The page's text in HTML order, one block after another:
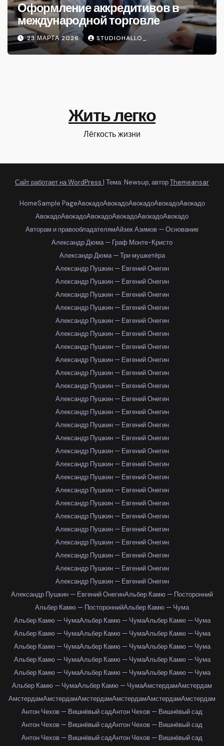
Оформление аккредитивов в
международной торговле
23 МАРТА 2026 STUDIOHALLO_
Жить легко
Лёгкость жизни
Сайт работает на WordPress | Тема: Newsup, авторThemeansar
HomeSample PageАвокадоАвокадоАвокадоАвокадоАвокадо
АвокадоАвокадоАвокадоАвокадоАвокадоАвокадо
Авторам и правообладателямАйзек Азимов — Основание
Александр Дюма — Граф Монте-Кристо
Александр Дюма — Три мушкетёра
Александр Пушкин — Евгений Онегин
Александр Пушкин — Евгений Онегин
Александр Пушкин — Евгений Онегин
Александр Пушкин — Евгений Онегин
Александр Пушкин — Евгений Онегин
Александр Пушкин — Евгений Онегин
Александр Пушкин — Евгений Онегин
Александр Пушкин — Евгений Онегин
Александр Пушкин — Евгений Онегин
Александр Пушкин — Евгений Онегин
Александр Пушкин — Евгений Онегин
Александр Пушкин — Евгений Онегин
Александр Пушкин — Евгений Онегин
Александр Пушкин — Евгений Онегин
Александр Пушкин — Евгений Онегин
Александр Пушкин — Евгений Онегин
Александр Пушкин — Евгений Онегин
Александр Пушкин — Евгений Онегин
Александр Пушкин — Евгений Онегин
Александр Пушкин — Евгений Онегин
Александр Пушкин — Евгений Онегин
Александр Пушкин — Евгений Онегин
Александр Пушкин — Евгений Онегин
Александр Пушкин — Евгений Онегин
Александр Пушкин — Евгений Онегин
Александр Пушкин — Евгений ОнегинАльбер Камю — Посторонний
Альбер Камю — ПостороннийАльбер Камю — Чума
Альбер Камю — ЧумаАльбер Камю — ЧумаАльбер Камю — Чума
Альбер Камю — ЧумаАльбер Камю — ЧумаАльбер Камю — Чума
Альбер Камю — ЧумаАльбер Камю — ЧумаАльбер Камю — Чума
Альбер Камю — ЧумаАльбер Камю — ЧумаАльбер Камю — Чума
Альбер Камю — ЧумаАльбер Камю — ЧумаАльбер Камю — Чума
Альбер Камю — ЧумаАльбер Камю — ЧумаАмстердамАмстердам
АмстердамАмстердамАмстердамАмстердамАмстердамАмстердам
Антон Чехов — Вишнёвый садАнтон Чехов — Вишнёвый сад
Антон Чехов — Вишнёвый садАнтон Чехов — Вишнёвый сад
Антон Чехов — Вишнёвый садАнтон Чехов — Вишнёвый сад